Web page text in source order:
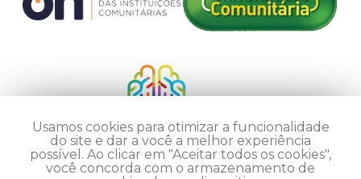
Usamos cookies para otimizar a funcionalidade
do site e dar a você a melhor experiência
possível. Ao clicar em "Aceitar todos os cookies",
você concorda com o armazenamento de